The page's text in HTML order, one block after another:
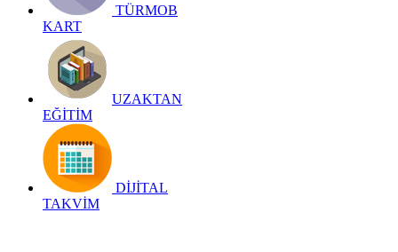
TÜRMOB
KART
UZAKTAN
EĞİTİM
DİJİTAL
TAKVİM